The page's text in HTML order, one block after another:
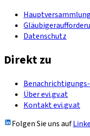
Datenschutz
Direkt zu
Über evi.gv.at
Kontakt evi.gv.at
Folgen Sie uns auf